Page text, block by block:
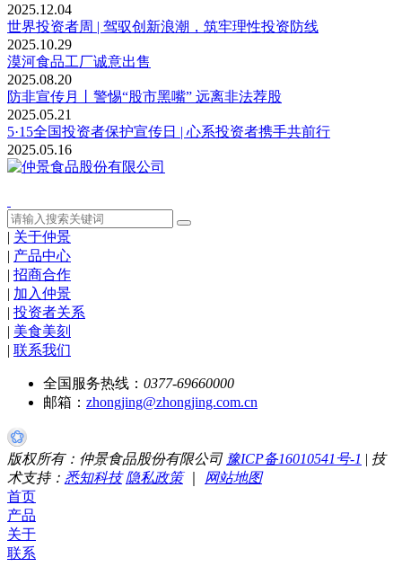
2025.12.04
世界投资者周 | 驾驭创新浪潮，筑牢理性投资防线
2025.10.29
漠河食品工厂诚意出售
2025.08.20
防非宣传月丨警惕“股市黑嘴” 远离非法荐股
2025.05.21
5·15全国投资者保护宣传日 | 心系投资者携手共前行
2025.05.16
| 关于仲景
| 产品中心
| 招商合作
| 加入仲景
| 投资者关系
| 美食美刻
| 联系我们
全国服务热线： 0377-69660000
邮箱： zhongjing@zhongjing.com.cn
版权所有：仲景食品股份有限公司 豫ICP备16010541号-1 | 技
术支持： 悉知科技 隐私政策
网站地图
首页
产品
关于
联系